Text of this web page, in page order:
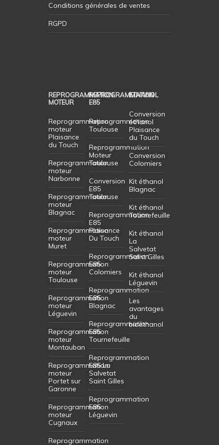
Conditions générales de ventes
RGPD
REPROGRAMMATION
MOTEUR
Reprogrammation
moteur
Plaisance
du Touch
Reprogrammation
moteur
Narbonne
Reprogrammation
moteur
Blagnac
Reprogrammation
moteur
Muret
Reprogrammation
moteur
Toulouse
Reprogrammation
moteur
Léguevin
Reprogrammation
moteur
Montauban
Reprogrammation
moteur
Portet sur
Garonne
Reprogrammation
moteur
Cugnaux
Reprogrammation
REPROGRAMMATION
E85
Reprogrammation
Toulouse
Reprogrammation
Moteur
Toulouse
Conversion
E85
Toulouse
Reprogrammation
E85
Plaisance
Du Touch
Reprogrammation
E85
Colomiers
Reprogrammation
E85
Blagnac
Reprogrammation
E85
Tournefeuille
Reprogrammation
E85 La
Salvetat
Saint Gilles
Reprogrammation
E85
Léguevin
ETHANOL
Conversion
éthanol
Plaisance
du Touch
Conversion
Colomiers
Kit éthanol
Blagnac
Kit éthanol
Tournefeuille
Kit éthanol
La
Salvetat
Saint Gilles
Kit éthanol
Léguevin
Les
avantages
du
bioéthanol